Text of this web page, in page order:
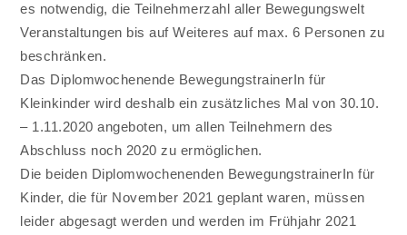
es notwendig, die Teilnehmerzahl aller Bewegungswelt
Veranstaltungen bis auf Weiteres auf max. 6 Personen zu
beschränken.
Das Diplomwochenende BewegungstrainerIn für
Kleinkinder wird deshalb ein zusätzliches Mal von 30.10.
– 1.11.2020 angeboten, um allen Teilnehmern des
Abschluss noch 2020 zu ermöglichen.
Die beiden Diplomwochenenden BewegungstrainerIn für
Kinder, die für November 2021 geplant waren, müssen
leider abgesagt werden und werden im Frühjahr 2021